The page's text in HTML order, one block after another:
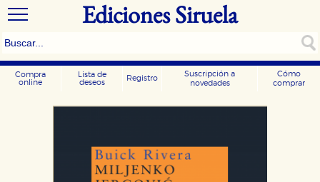
Ediciones Siruela
Compra
online
Lista de
deseos
Registro
Suscripción a
novedades
Cómo
comprar